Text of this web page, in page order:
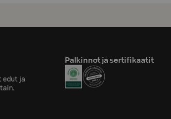
edut ja
Palkinnot ja sertifikaatit